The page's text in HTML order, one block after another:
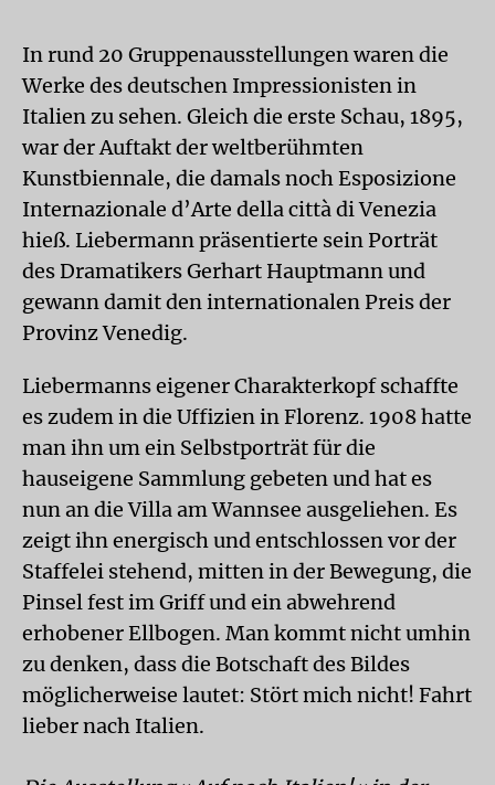
In rund 20 Gruppenausstellungen waren die
Werke des deutschen Impressionisten in
Italien zu sehen. Gleich die erste Schau, 1895,
war der Auftakt der weltberühmten
Kunstbiennale, die damals noch Esposizione
Internazionale d’Arte della città di Venezia
hieß. Liebermann präsentierte sein Porträt
des Dramatikers Gerhart Hauptmann und
gewann damit den internationalen Preis der
Provinz Venedig.
Liebermanns eigener Charakterkopf schaffte
es zudem in die Uffizien in Florenz. 1908 hatte
man ihn um ein Selbstporträt für die
hauseigene Sammlung gebeten und hat es
nun an die Villa am Wannsee ausgeliehen. Es
zeigt ihn energisch und entschlossen vor der
Staffelei stehend, mitten in der Bewegung, die
Pinsel fest im Griff und ein abwehrend
erhobener Ellbogen. Man kommt nicht umhin
zu denken, dass die Botschaft des Bildes
möglicherweise lautet: Stört mich nicht! Fahrt
lieber nach Italien.